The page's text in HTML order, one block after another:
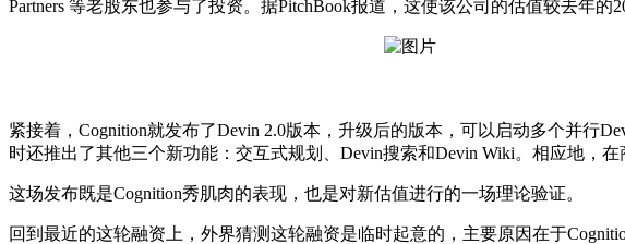
Partners 等老股东也参与了投资。据PitchBook报道，这使该公司的估值较去年的
紧接着，Cognition就发布了Devin 2.0版本，升级后的版本，可以启动多个并行
时还推出了其他三个新功能：交互式规划、Devin搜索和Devin Wiki。相应地，
这场发布既是Cognition秀肌肉的表现，也是对新估值进行的一场理论验证。
回到最近的这轮融资上，外界猜测这轮融资是临时起意的，主要原因在于